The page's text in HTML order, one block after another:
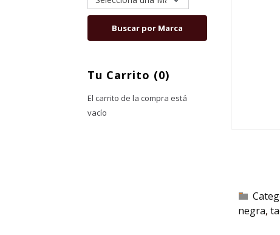
Tu Carrito (0)
El carrito de la compra está
vacío
negra